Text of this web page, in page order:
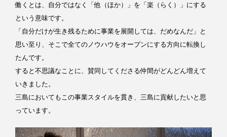
働くとは、自分ではなく「他（ほか）」を「楽（らく）」にする
という意味です。
「自分だけが生き残るために事業を展開しては、だめなんだ」と
思い至り、そこで全てのノウハウをオープンにする方向に転換し
たんです。
すると不思議なことに、賛同してくださる仲間がどんどん増えて
いきました。
三島においてもこの事業スタイルを貫き、三島に貢献したいと思
っています。